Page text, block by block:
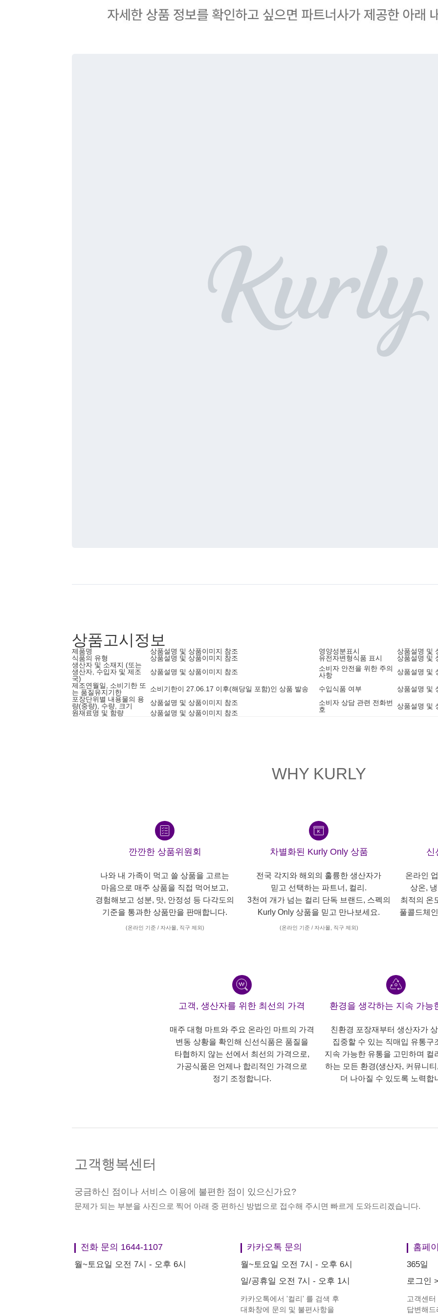
상품고시정보
제품명 상품설명 및 상품이미지 참조 영양성분표시
상품설명 및
식품의 유형
상품설명 및 상품이미지 참조 유전자변형식품 표시
상품설명 및
생산자 및 소재지 (또는
생산자, 수입자 및 제조
국)
상품설명 및 상품이미지 참조
소비자 안전을 위한 주의
사항
상품설명 및
제조연월일, 소비기한 또
는 품질유지기한
소비기한이 27.06.17 이후(해당일 포함)인 상품 발송 수입식품 여부
상품설명 및
포장단위별 내용물의 용
량(중량), 수량, 크기
상품설명 및 상품이미지 참조
소비자 상담 관련 전화번
호
상품설명 및
원재료명 및 함량
상품설명 및 상품이미지 참조
WHY KURLY
깐깐한 상품위원회
나와 내 가족이 먹고 쓸 상품을 고르는
마음으로 매주 상품을 직접 먹어보고,
경험해보고 성분, 맛, 안정성 등 다각도의
기준을 통과한 상품만을 판매합니다.
(온라인 기준 / 자사몰, 직구 제외)
차별화된 Kurly Only 상품
전국 각지와 해외의 훌륭한 생산자가
믿고 선택하는 파트너, 컬리.
3천여 개가 넘는 컬리 단독 브랜드, 스펙의
Kurly Only 상품을 믿고 만나보세요.
(온라인 기준 / 자사몰, 직구 제외)
신
온라인
상온,
최적의 온
풀콜드체
고객, 생산자를 위한 최선의 가격
매주 대형 마트와 주요 온라인 마트의 가격
변동 상황을 확인해 신선식품은 품질을
타협하지 않는 선에서 최선의 가격으로,
가공식품은 언제나 합리적인 가격으로
정기 조정합니다.
환경을 생각하는 지속 가능
친환경 포장재부터 생산자가
집중할 수 있는 직매입 유통구
지속 가능한 유통을 고민하며 컬
하는 모든 환경(생산자, 커뮤니티
더 나아질 수 있도록 노력합
고객행복센터
궁금하신 점이나 서비스 이용에 불편한 점이 있으신가요?
문제가 되는 부분을 사진으로 찍어 아래 중 편하신 방법으로 접수해 주시면 빠르게 도와드리겠습니다.
전화 문의 1644-1107
월~토요일 오전 7시 - 오후 6시
카카오톡 문의
월~토요일 오전 7시 - 오후 6시
일/공휴일 오전 7시 - 오후 1시
카카오톡에서 '컬리' 를 검색 후
대화창에 문의 및 불편사항을
홈페
365일
로그인 >
고객센
답변해드